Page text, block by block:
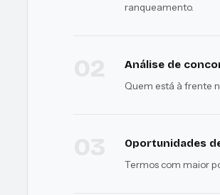
ranqueamento.
Análise de
Quem está à frente
Oportunidades
Termos com maior